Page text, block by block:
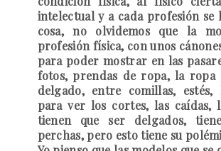
intelectual y a cada profesión se
cosa, no olvidemos que la
profesión física, con unos
para poder mostrar en las
fotos, prendas de ropa, la ropa
delgado, entre comillas, estés,
para ver los cortes, las caídas,
tienen que ser delgados,
perchas, pero esto tiene su